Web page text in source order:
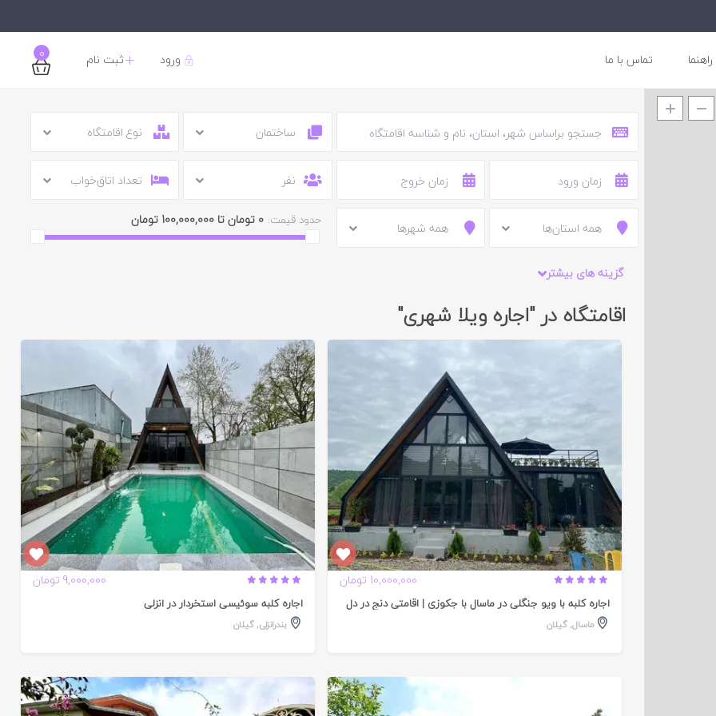
0 ورود ثبت نام راهنما تماس با ما
ساختمان نوع اقامتگاه
نفر تعداد اتاق‌خواب
همه استان‌ها همه شهرها حدود قیمت: 0 تومان تا 100,000,000 تومان
گزینه های بیشتر
اقامتگاه در "اجاره ویلا شهری"
10,000,000 تومان
اجاره کلبه با ویو جنگلی در ماسال با جکوزی | اقامتی دنج در دل
ماسال,گیلان
9,000,000 تومان
اجاره کلبه سوئیسی استخردار در انزلی
بندرانزلی,گیلان
تایید